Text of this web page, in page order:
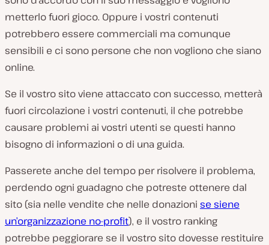
metterlo fuori gioco. Oppure i vostri contenuti
potrebbero essere commerciali ma comunque
sensibili e ci sono persone che non vogliono che siano
online.
Se il vostro sito viene attaccato con successo, metterà
fuori circolazione i vostri contenuti, il che potrebbe
causare problemi ai vostri utenti se questi hanno
bisogno di informazioni o di una guida.
Passerete anche del tempo per risolvere il problema,
perdendo ogni guadagno che potreste ottenere dal
sito (sia nelle vendite che nelle donazioni se siene
un’organizzazione no-profit), e il vostro ranking
potrebbe peggiorare se il vostro sito dovesse restituire